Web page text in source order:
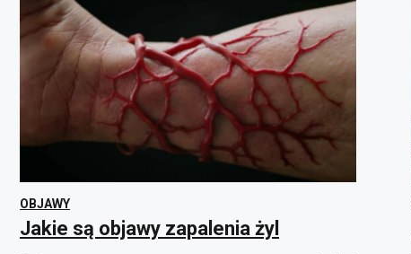
OBJAWY
Jakie są objawy zapalenia żyl